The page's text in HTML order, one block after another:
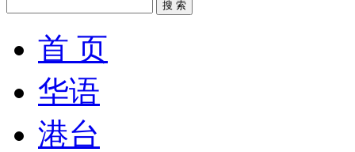
搜 索
首 页
华语
港台